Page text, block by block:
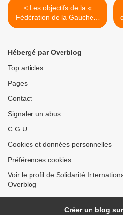
< Les objectifs de la «
Fédération de la Gauche »
italienne dévoilés: le
se propose pour la création
d'un « Die linke » italien...
Hébergé par Overblog
Top articles
Pages
Contact
Signaler un abus
C.G.U.
Cookies et données personnelles
Préférences cookies
Voir le profil de Solidarité
Overblog
Créer un blog